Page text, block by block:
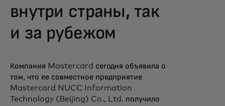
внутри страны, так
и за рубежом
Компания Mastercard сегодня объявила о
том, что ее совместное предприятие
Mastercard NUCC Information
Technology (Beijing) Co., Ltd. получило